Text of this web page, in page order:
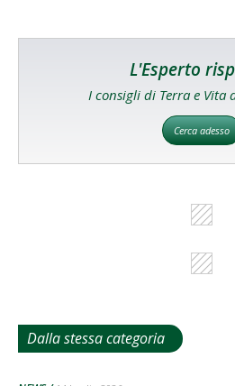
L'Esperto
I consigli di Terra e Vita
Cerca adesso
Dalla stessa categoria